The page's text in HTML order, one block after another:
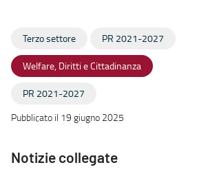
Terzo settore PR 2021-2027
Welfare, Diritti e Cittadinanza
PR 2021-2027
Pubblicato il 19 giugno 2025
Notizie collegate